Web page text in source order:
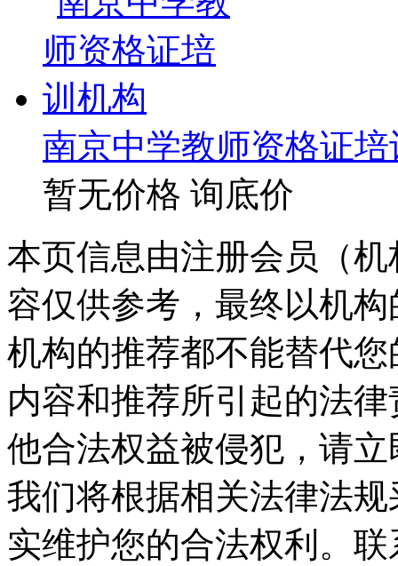
南京中学教师资格证
暂无价格 询底价
本页信息由注册会员（
容仅供参考，最终以机
机构的推荐都不能替代
内容和推荐所引起的法
他合法权益被侵犯，请
我们将根据相关法律法
实维护您的合法权利。